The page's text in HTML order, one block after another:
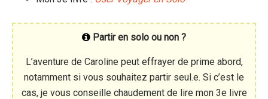
Partir en solo ou non ?
L’aventure de Caroline peut effrayer de prime abord,
notamment si vous souhaitez partir seul.e. Si c’est le
cas, je vous conseille chaudement de lire mon 3e livre